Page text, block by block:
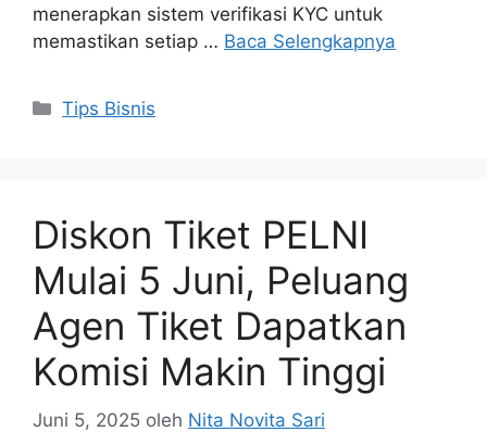
menerapkan sistem verifikasi KYC untuk
memastikan setiap … Baca Selengkapnya
Tips Bisnis
Diskon Tiket PELNI
Mulai 5 Juni, Peluang
Agen Tiket Dapatkan
Komisi Makin Tinggi
Juni 5, 2025 oleh Nita Novita Sari